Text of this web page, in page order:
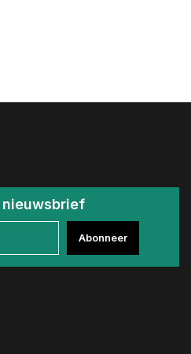
Abonneer